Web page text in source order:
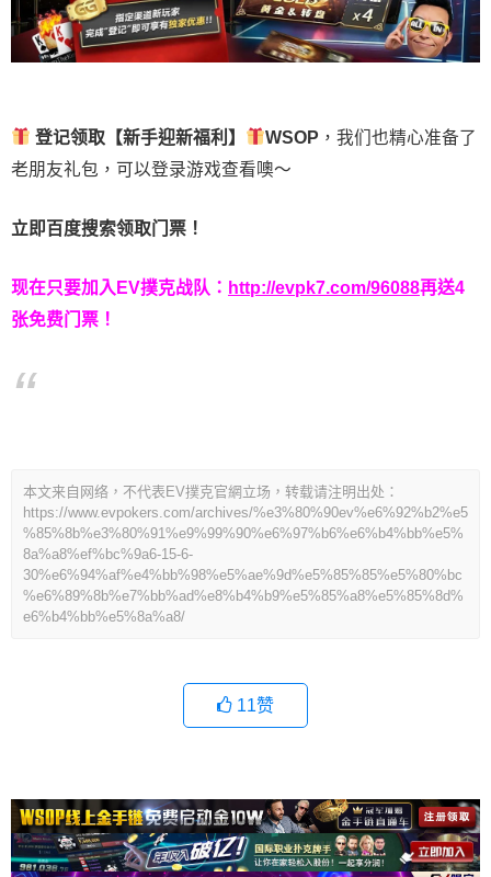
登记领取【新手迎新福利】 WSOP ，我们也精心准备了
老朋友礼包，可以登录游戏查看噢～
立即百度搜索领取门票！
现在只要加入EV撲克战队： http://evpk7.com/96088再送4
张免费门票！
本文来自网络，不代表EV撲克官網立场，转载请注明出处：
https://www.evpokers.com/archives/%e3%80%90ev%e6%92%b2%e5
%85%8b%e3%80%91%e9%99%90%e6%97%b6%e6%b4%bb%e5%
8a%a8%ef%bc%9a6-15-6-
30%e6%94%af%e4%bb%98%e5%ae%9d%e5%85%85%e5%80%bc
%e6%89%8b%e7%bb%ad%e8%b4%b9%e5%85%a8%e5%85%8d%
e6%b4%bb%e5%8a%a8/
11赞